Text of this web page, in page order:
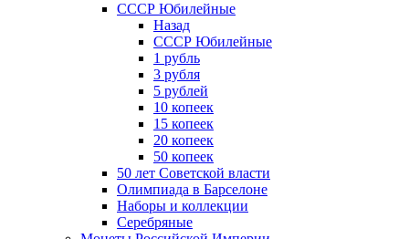
СССР Юбилейные
Назад
СССР Юбилейные
1 рубль
3 рубля
5 рублей
10 копеек
15 копеек
20 копеек
50 копеек
50 лет Советской власти
Олимпиада в Барселоне
Наборы и коллекции
Серебряные